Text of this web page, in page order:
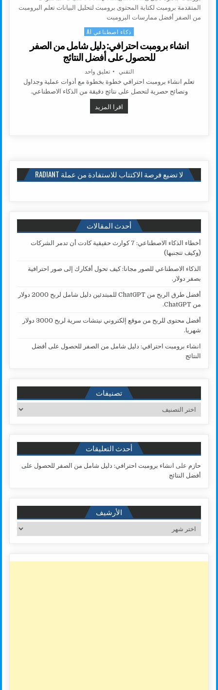
Posted in
ذكاء اصطناعي AI
انشاء برومبت احترافي: دليل شامل من الصفر
للحصول على أفضل النتائج
AUTHOR:
التقني تعليق واحد
تعلم انشاء برومبت احترافي خطوة بخطوة مع أدوات عملية وجداول
ونصائح حصرية لتحصل على نتائج دقيقة من الذكاء الاصطناعي.
اقرا المزيد
لا تضيع فرصة الاكتتاب للاستفادة من عملة RADIANT
أحدث المقالات
أخطاء الذكاء الاصطناعي: 7 كوارث حقيقية كادت أن تدمر الشركات
(وكيف تتجنبها)
الذكاء الاصطناعي للصور مجانا: كيف تحول أفكارك إلى صور احترافية
بصفر دولار.
أفضل طرق الربح من ChatGPT للمبتدئين دليل شامل لربح 2000 دولار
من ChatGPT.
أفضل محتوى للربح من موقع إلكتروني نيتشات سرية لربح 3000 دولار
شهريا.
انشاء برومبت احترافي: دليل شامل من الصفر للحصول على أفضل
النتائج
تصنيفات
تصنيفات
أحدث التعليقات
حازم على انشاء برومبت احترافي: دليل شامل من الصفر للحصول على
أفضل النتائج
الأرشيف
الأرشيف